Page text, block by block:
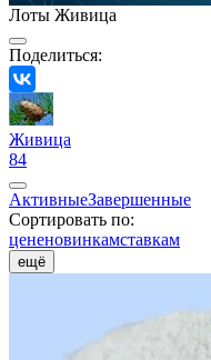
Лоты Живица
Поделиться:
Живица
84
АктивныеЗавершенные
Сортировать по:
цененовинкамставкам
ещё